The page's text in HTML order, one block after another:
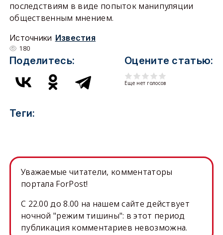
последствиям в виде попыток манипуляции
общественным мнением.
Источники Известия
180
Поделитесь: Оцените статью:
Еще нет голосов
Теги:
Уважаемые читатели, комментаторы
портала ForPost!
C 22.00 до 8.00 на нашем сайте действует
ночной "режим тишины": в этот период
публикация комментариев невозможна.